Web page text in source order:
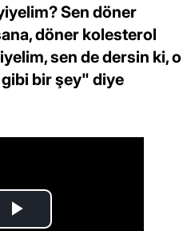
Sen döner
döner kolesterol
sen de dersin ki, o
bir şey" diye